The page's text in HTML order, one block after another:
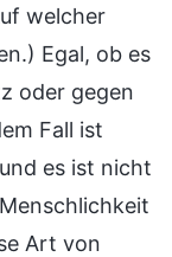
welcher
Egal, ob es
oder gegen
Fall ist
es ist nicht
Art von